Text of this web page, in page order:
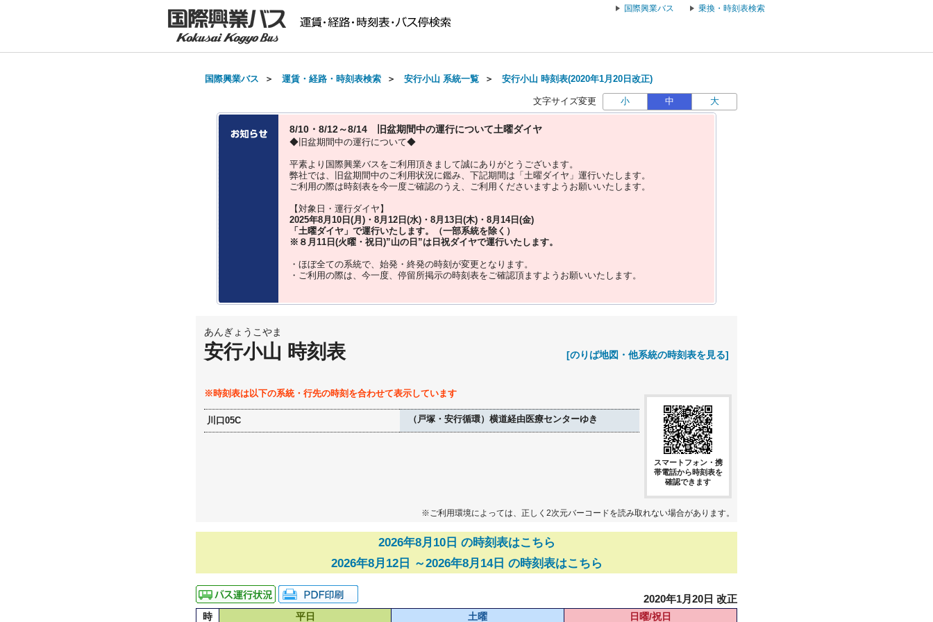
国際興業バス 乗換・時刻表検索
国際興業バス ＞ 運賃・経路・時刻表検索 ＞ 安行小山 系統一覧 ＞ 安行小山 時刻表(2020年1月20日改正)
文字サイズ変更 小 中 大
8/10・8/12～8/14 旧盆期間中の運行について土曜ダイヤ
◆旧盆期間中の運行について◆
平素より国際興業バスをご利用頂きまして誠にありがとうございます。
弊社では、旧盆期間中のご利用状況に鑑み、下記期間は「土曜ダイヤ」運行いたします。
ご利用の際は時刻表を今一度ご確認のうえ、ご利用くださいますようお願いいたします。
【対象日・運行ダイヤ】
2025年8月10日(月)・8月12日(水)・8月13日(木)・8月14日(金)
「土曜ダイヤ」 で運行いたします。（一部系統を除く）
※８月11日(火曜・祝日)”山の日 ”は 日祝ダイヤで運行いたします。
・ほぼ全ての系統で、始発・終発の時刻が変更となります。
・ご利用の際は、今一度、 停留所掲示の時刻表をご確認頂ますようお願いいたします。
あんぎょうこやま
安行小山 時刻表 [のりば地図・他系統の時刻表を見る]
※時刻表は以下の系統・行先の時刻を合わせて表示しています
川口05C （戸塚・安行循環）横道経由医療センターゆき
スマートフォン・携
帯電話から時刻表を
確認できます
※ご利用環境によっては、正しく2次元バーコードを読み取れない場合があります。
2026年8月10日 の時刻表はこちら
2026年8月12日 ～2026年8月14日 の時刻表はこちら
2020年1月20日 改正
時 平日 土曜 日曜/祝日